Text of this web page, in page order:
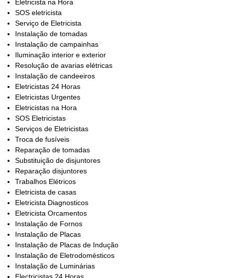
Eletricista na Hora
SOS eletricista
Serviço de Eletricista
Instalação de tomadas
Instalação de campainhas
Iluminação interior e exterior
Resolução de avarias elétricas
Instalação de candeeiros
Eletricistas 24 Horas
Eletricistas Urgentes
Eletricistas na Hora
SOS Eletricistas
Serviços de Eletricistas
Troca de fusíveis
Reparação de tomadas
Substituição de disjuntores
Reparação disjuntores
Trabalhos Elétricos
Eletricista de casas
Eletricista Diagnosticos
Eletricista Orcamentos
Instalação de Fornos
Instalação de Placas
Instalação de Placas de Indução
Instalação de Eletrodomésticos
Instalação de Luminárias